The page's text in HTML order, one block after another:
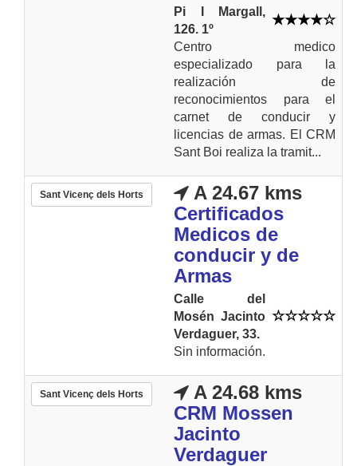
Pi I Margall,
126. 1º
Centro medico
especializado para la
realización de
reconocimientos para el
carnet de conducir y
licencias de armas. El CRM
Sant Boi realiza la tramit...
Sant Vicenç dels Horts
A 24.67 kms
Certificados
Medicos de
conducir y de
Armas
Calle del
Mosén Jacinto
Verdaguer, 33.
Sin información.
Sant Vicenç dels Horts
A 24.68 kms
CRM Mossen
Jacinto
Verdaguer